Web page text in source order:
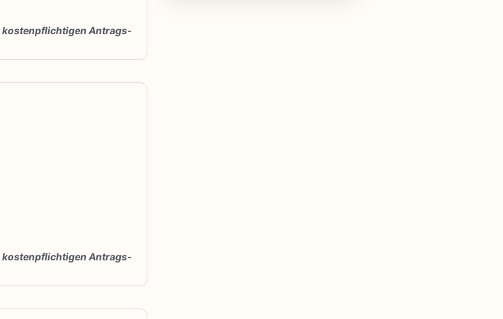
kostenpflichtigen Antrags-
kostenpflichtigen Antrags-